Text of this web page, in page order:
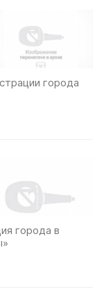
города
города в